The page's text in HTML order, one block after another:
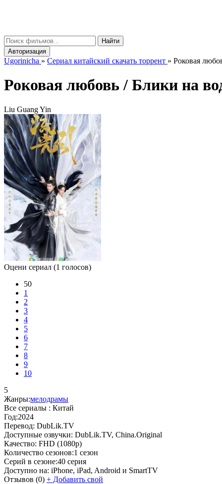
Найти
Авторизация
Ugorinicha » Сериал китайский скачать торрент » Роковая
Роковая любовь / Блики на
Liu Guang Yin
Оцени сериал (1 голосов)
50
1
2
3
4
5
6
7
8
9
10
5
Жанры:мелодрамы
Все сериалы : Китай
Год:2024
Перевод: DubLik.TV
Доступные озвучки: DubLik.TV, China.Original
Качество: FHD (1080p)
Количество сезонов:1 сезон
Серий в сезоне:40 серия
Доступно на: iPhone, iPad, Android и SmartTV
Отзывов (0) + Добавить свой